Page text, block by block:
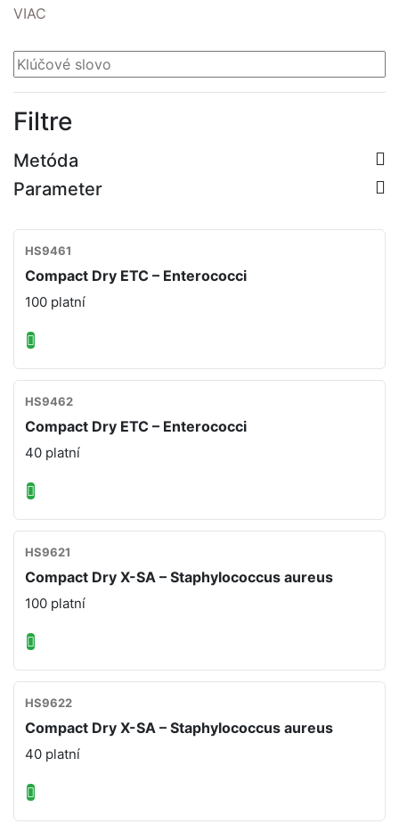
VIAC
Filtre
Metóda
Parameter
HS9461
Compact Dry ETC – Enterococci
100 platní
HS9462
Compact Dry ETC – Enterococci
40 platní
HS9621
Compact Dry X-SA – Staphylococcus aureus
100 platní
HS9622
Compact Dry X-SA – Staphylococcus aureus
40 platní